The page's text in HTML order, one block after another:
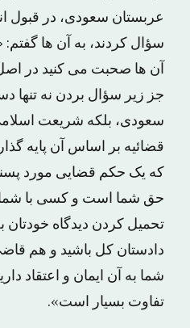
عربستان سعودی، در قبول
سؤال کردند، به آن ها گفتم:
آن ها صحبت می کنید در
جز زیر سؤال بردن نه تنها
سعودی، بلکه شریعت
قضائیه بر اساس آن پایه
که یک حکم قضایی مورد
حق شما است و کسی با شما
تحمیل کردن دیدگاه
دادستان کل باشید و هم
شما به آن ایمان و اعتقاد
تفاوت بسیار است».